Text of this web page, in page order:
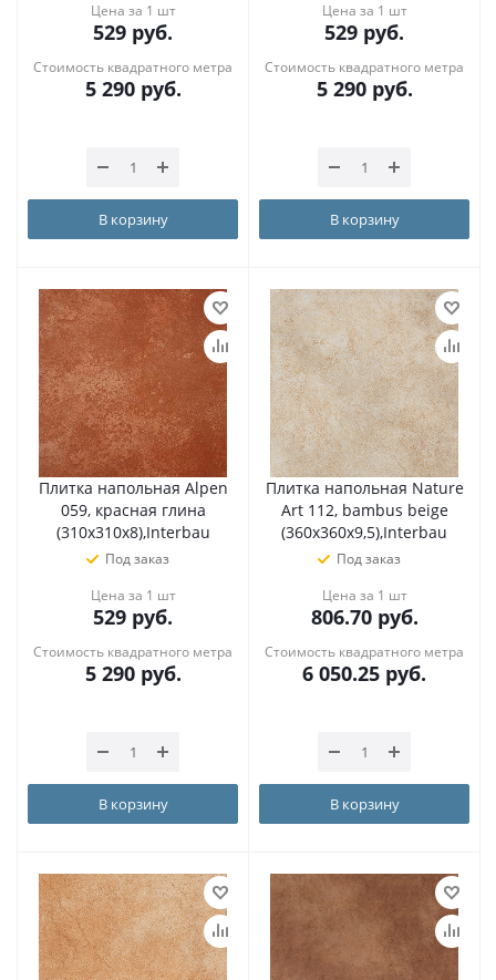
Цена за 1 шт
529 руб.
Стоимость квадратного метра
5 290руб.
В корзину
Цена за 1 шт
529 руб.
Стоимость квадратного метра
5 290руб.
В корзину
Плитка напольная Alpen
059, красная глина
(310х310х8),Interbau
Под заказ
Цена за 1 шт
529 руб.
Стоимость квадратного метра
5 290руб.
В корзину
Плитка напольная Nature
Art 112, bambus beige
(360х360х9,5),Interbau
Под заказ
Цена за 1 шт
806.70руб.
Стоимость квадратного метра
6 050.25 руб.
В корзину